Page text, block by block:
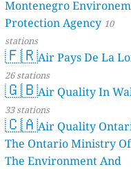
Montenegro
Protection Agency 10
stations
🇫🇷Air Pays De La
26 stations
🇬🇧Air Quality In
33 stations
🇨🇦Air Quality
The Ontario Ministry Of
The Environment And